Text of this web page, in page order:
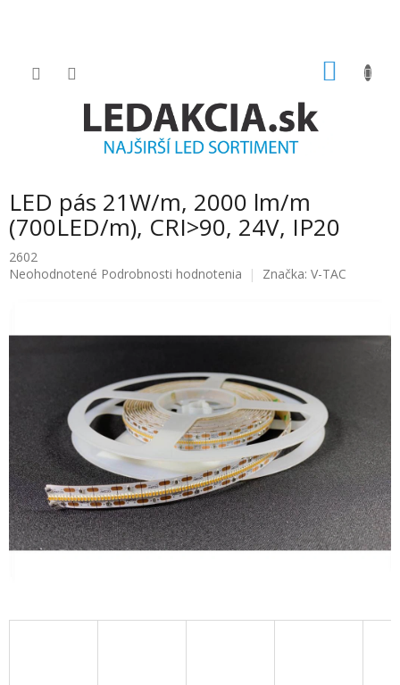
LED pás 21W/m, 2000 lm/m
(700LED/m), CRI>90, 24V, IP20
2602
Priemerné
0.0
Neohodnotené Podrobnosti hodnotenia Značka: V-TAC